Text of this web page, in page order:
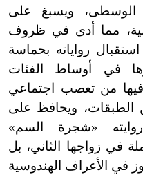
الوسطى، ويسبغ على
مما أدى في ظروف
استقبال رواياته بحماسة
في أوساط الفئات
فيها من تعصب اجتماعي
الطبقات، ويحافظ على
روايته «شجرة السم»
في زواجها الثاني، بل
في الأعراف الهندوسية